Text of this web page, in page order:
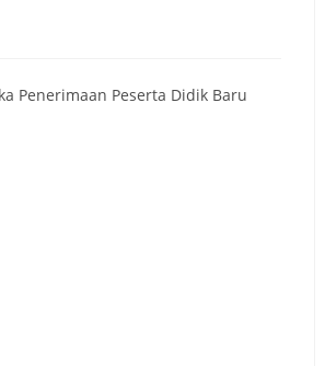
Penerimaan Peserta Didik Baru